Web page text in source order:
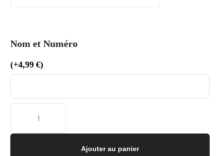
Nom et Numéro
(+4,99€)
Ajouter au panier